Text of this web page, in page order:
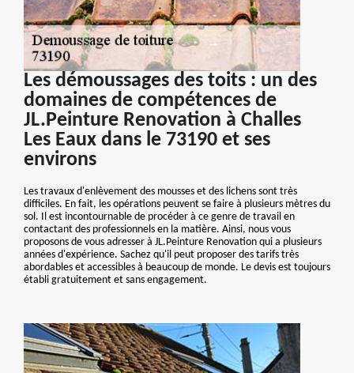
Les démoussages des toits : un des
domaines de compétences de
JL.Peinture Renovation à Challes
Les Eaux dans le 73190 et ses
environs
Les travaux d'enlèvement des mousses et des lichens sont très
difficiles. En fait, les opérations peuvent se faire à plusieurs mètres du
sol. Il est incontournable de procéder à ce genre de travail en
contactant des professionnels en la matière. Ainsi, nous vous
proposons de vous adresser à JL.Peinture Renovation qui a plusieurs
années d'expérience. Sachez qu'il peut proposer des tarifs très
abordables et accessibles à beaucoup de monde. Le devis est toujours
établi gratuitement et sans engagement.